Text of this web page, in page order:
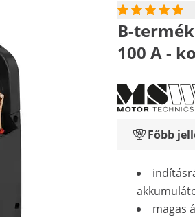
B-
100 A -
Főbb
magas